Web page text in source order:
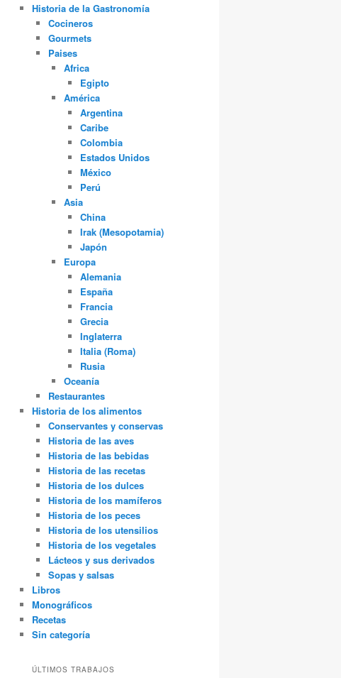
Historia de la Gastronomía
Cocineros
Gourmets
Paises
Africa
Egipto
América
Argentina
Caribe
Colombia
Estados Unidos
México
Perú
Asia
China
Irak (Mesopotamia)
Japón
Europa
Alemania
España
Francia
Grecia
Inglaterra
Italia (Roma)
Rusia
Oceanía
Restaurantes
Historia de los alimentos
Conservantes y conservas
Historia de las aves
Historia de las bebidas
Historia de las recetas
Historia de los dulces
Historia de los mamíferos
Historia de los peces
Historia de los utensilios
Historia de los vegetales
Lácteos y sus derivados
Sopas y salsas
Libros
Monográficos
Recetas
Sin categoría
ÚLTIMOS TRABAJOS